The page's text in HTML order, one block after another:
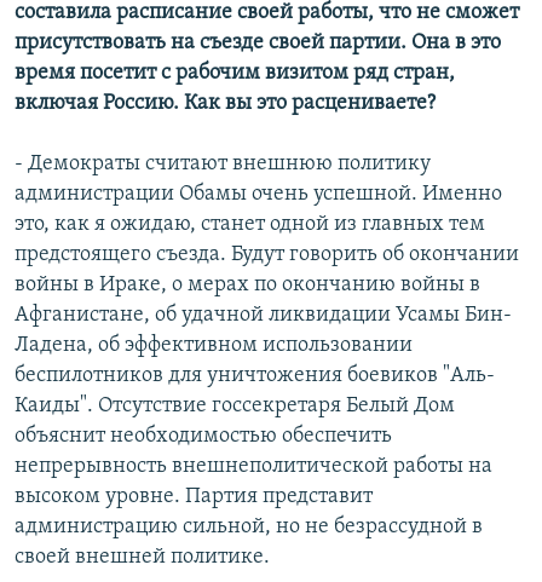
составила расписание своей работы, что не сможет
присутствовать на съезде своей партии. Она в это
время посетит с рабочим визитом ряд стран,
включая Россию. Как вы это расцениваете?
- Демократы считают внешнюю политику
администрации Обамы очень успешной. Именно
это, как я ожидаю, станет одной из главных тем
предстоящего съезда. Будут говорить об окончании
войны в Ираке, о мерах по окончанию войны в
Афганистане, об удачной ликвидации Усамы Бин-
Ладена, об эффективном использовании
беспилотников для уничтожения боевиков "Аль-
Каиды". Отсутствие госсекретаря Белый Дом
объяснит необходимостью обеспечить
непрерывность внешнеполитической работы на
высоком уровне. Партия представит
администрацию сильной, но не безрассудной в
своей внешней политике.